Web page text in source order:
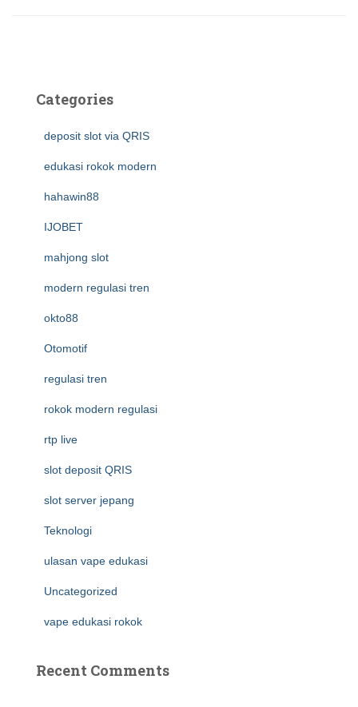
Categories
deposit slot via QRIS
edukasi rokok modern
hahawin88
IJOBET
mahjong slot
modern regulasi tren
okto88
Otomotif
regulasi tren
rokok modern regulasi
rtp live
slot deposit QRIS
slot server jepang
Teknologi
ulasan vape edukasi
Uncategorized
vape edukasi rokok
Recent Comments